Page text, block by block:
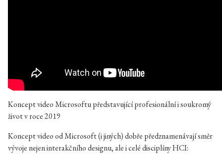
Koncept video Microsoftu představující profesionální i soukromý
život v roce 2019
Koncept video od Microsoft (i jiných) dobře předznamenávají směr
vývoje nejen interakčního designu, ale i celé disciplíny HCI: